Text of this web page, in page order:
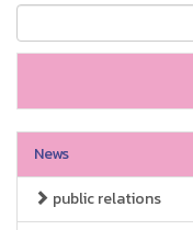
News
public relations